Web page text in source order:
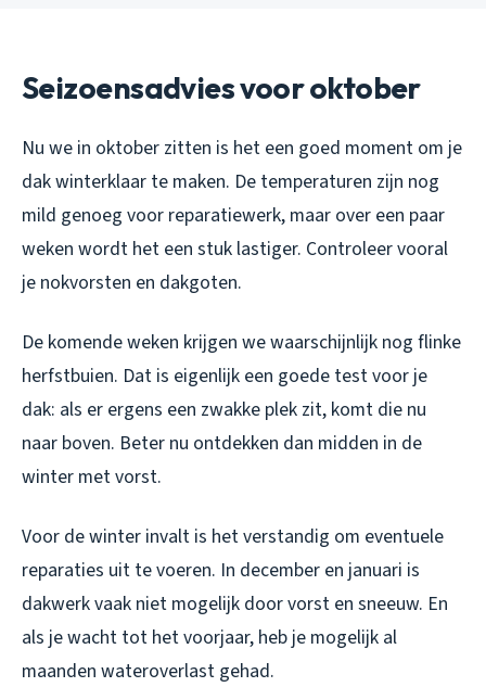
Seizoensadvies voor oktober
Nu we in oktober zitten is het een goed moment om je
dak winterklaar te maken. De temperaturen zijn nog
mild genoeg voor reparatiewerk, maar over een paar
weken wordt het een stuk lastiger. Controleer vooral
je nokvorsten en dakgoten.
De komende weken krijgen we waarschijnlijk nog flinke
herfstbuien. Dat is eigenlijk een goede test voor je
dak: als er ergens een zwakke plek zit, komt die nu
naar boven. Beter nu ontdekken dan midden in de
winter met vorst.
Voor de winter invalt is het verstandig om eventuele
reparaties uit te voeren. In december en januari is
dakwerk vaak niet mogelijk door vorst en sneeuw. En
als je wacht tot het voorjaar, heb je mogelijk al
maanden wateroverlast gehad.